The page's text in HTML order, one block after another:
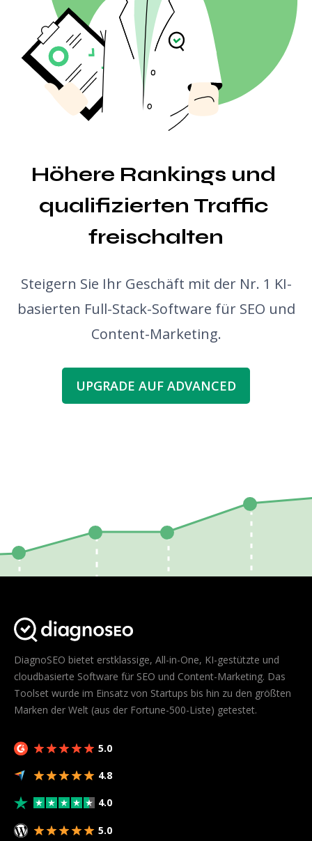
Bulk-Backlink-Checker
KI-Gliederungsgenerator
Übersetzer
Snippet-Vorschau
Blogpost-Ideen-Generator
Höhere Rankings und
qualifizierten Traffic
freischalten
Steigern Sie Ihr Geschäft mit der Nr. 1 KI-
basierten Full-Stack-Software für SEO und
Content-Marketing.
UPGRADE AUF ADVANCED
DiagnoSEO bietet erstklassige, All-in-One, KI-gestützte und
cloudbasierte Software für SEO und Content-Marketing. Das
Toolset wurde im Einsatz von Startups bis hin zu den größten
Marken der Welt (aus der Fortune-500-Liste) getestet.
5.0
4.8
4.0
5.0